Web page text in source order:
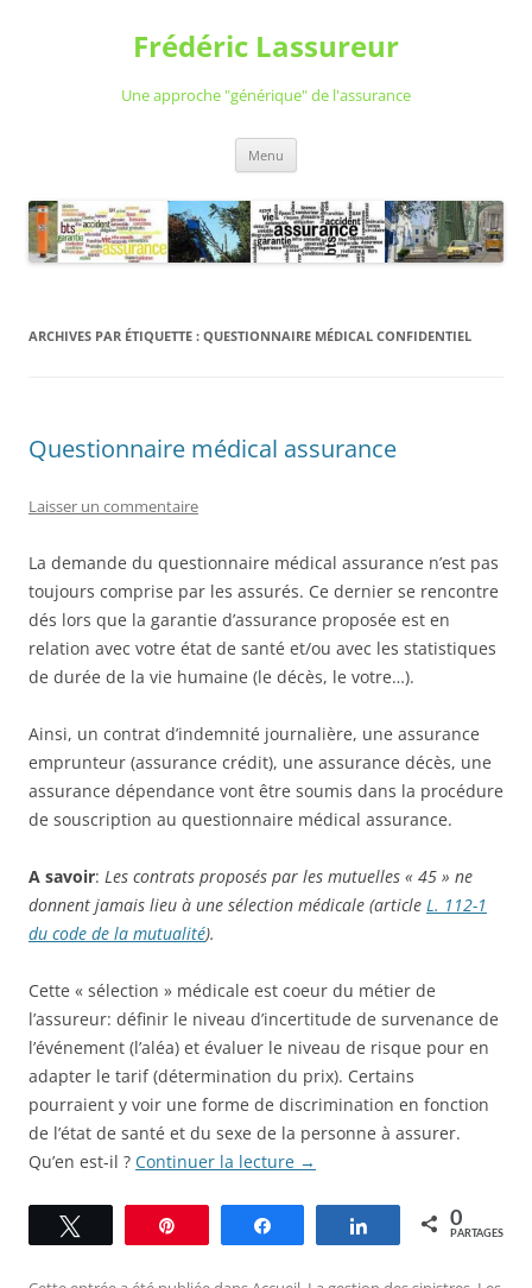
Frédéric Lassureur
Une approche "générique" de l'assurance
Menu
ARCHIVES PAR ÉTIQUETTE : QUESTIONNAIRE MÉDICAL CONFIDENTIEL
Questionnaire médical assurance
Laisser un commentaire
La demande du questionnaire médical assurance n’est pas
toujours comprise par les assurés. Ce dernier se rencontre
dés lors que la garantie d’assurance proposée est en
relation avec votre état de santé et/ou avec les statistiques
de durée de la vie humaine (le décès, le votre…).
Ainsi, un contrat d’indemnité journalière, une assurance
emprunteur (assurance crédit), une assurance décès, une
assurance dépendance vont être soumis dans la procédure
de souscription au questionnaire médical assurance.
A savoir: Les contrats proposés par les mutuelles « 45 » ne
donnent jamais lieu à une sélection médicale (article L. 112-1
du code de la mutualité).
Cette « sélection » médicale est coeur du métier de
l’assureur: définir le niveau d’incertitude de survenance de
l’événement (l’aléa) et évaluer le niveau de risque pour en
adapter le tarif (détermination du prix). Certains
pourraient y voir une forme de discrimination en fonction
de l’état de santé et du sexe de la personne à assurer.
Qu’en est-il ? Continuer la lecture →
Partagez 0
PARTAGES